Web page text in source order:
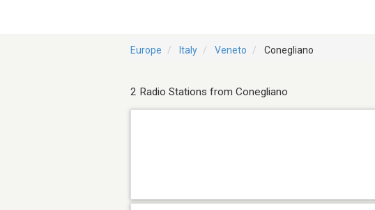
Europe Italy Veneto Conegliano
2 Radio Stations from Conegliano